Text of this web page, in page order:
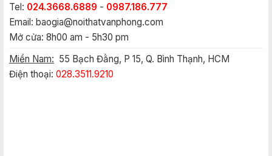
Tel: 024.3668.6889 - 0987.186.777
Email: baogia@noithatvanphong.com
Mở cửa: 8h00 am - 5h30 pm
Miền Nam: 55 Bạch Đằng, P 15, Q. Bình Thạnh, HCM
Điện thoại: 028.3511.9210